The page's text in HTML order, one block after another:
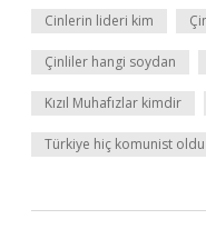
Cinlerin lideri kim
Çinliler hangi soydan
Kızıl Muhafızlar kimdir
Türkiye hiç komunist